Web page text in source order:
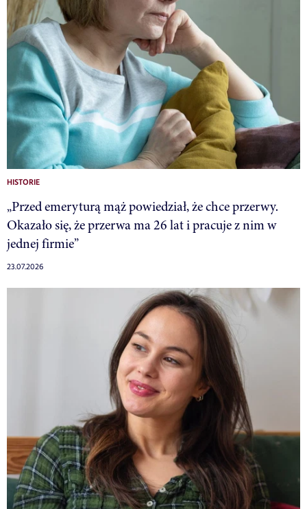
HISTORIE
„Przed emeryturą mąż powiedział, że chce przerwy.
Okazało się, że przerwa ma 26 lat i pracuje z nim w
jednej firmie”
23.07.2026